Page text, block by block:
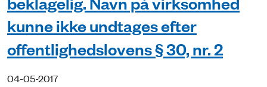
kunne ikke undtages efter
offentlighedslovens § 30, nr. 2
04-05-2017